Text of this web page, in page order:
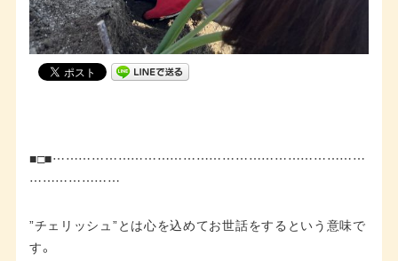
■□■………………………………………………………………
…………………
”チェリッシュ”とは心を込めてお世話をするという意味で
す。